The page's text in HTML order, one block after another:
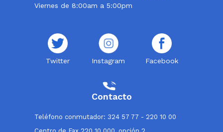
Viernes de 8:00am a 5:00pm
Twitter Instagram Facebook
Contacto
Teléfono conmutador: 324 57 77 - 220 10 00